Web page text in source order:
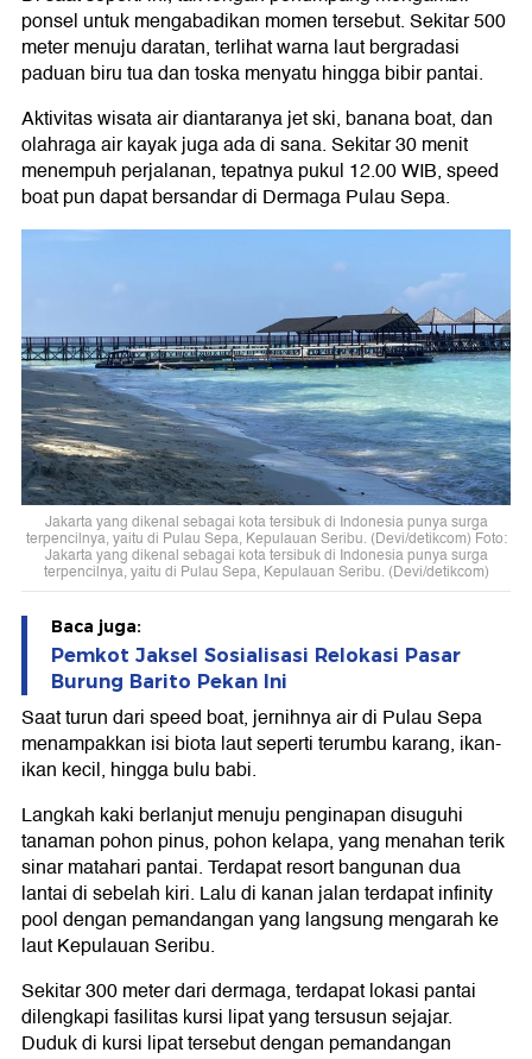
ponsel untuk mengabadikan momen tersebut. Sekitar 500
meter menuju daratan, terlihat warna laut bergradasi
paduan biru tua dan toska menyatu hingga bibir pantai.
Aktivitas wisata air diantaranya jet ski, banana boat, dan
olahraga air kayak juga ada di sana. Sekitar 30 menit
menempuh perjalanan, tepatnya pukul 12.00 WIB, speed
boat pun dapat bersandar di Dermaga Pulau Sepa.
Jakarta yang dikenal sebagai kota tersibuk di Indonesia punya surga
terpencilnya, yaitu di Pulau Sepa, Kepulauan Seribu. (Devi/detikcom) Foto:
Jakarta yang dikenal sebagai kota tersibuk di Indonesia punya surga
terpencilnya, yaitu di Pulau Sepa, Kepulauan Seribu. (Devi/detikcom)
Baca juga:
Pemkot Jaksel Sosialisasi Relokasi Pasar
Burung Barito Pekan Ini
Saat turun dari speed boat, jernihnya air di Pulau Sepa
menampakkan isi biota laut seperti terumbu karang, ikan-
ikan kecil, hingga bulu babi.
Langkah kaki berlanjut menuju penginapan disuguhi
tanaman pohon pinus, pohon kelapa, yang menahan terik
sinar matahari pantai. Terdapat resort bangunan dua
lantai di sebelah kiri. Lalu di kanan jalan terdapat infinity
pool dengan pemandangan yang langsung mengarah ke
laut Kepulauan Seribu.
Sekitar 300 meter dari dermaga, terdapat lokasi pantai
dilengkapi fasilitas kursi lipat yang tersusun sejajar.
Duduk di kursi lipat tersebut dengan pemandangan